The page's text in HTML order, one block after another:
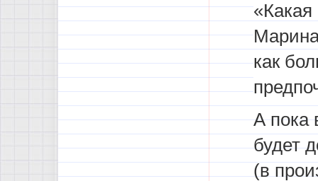
как
А пока
будет
(в